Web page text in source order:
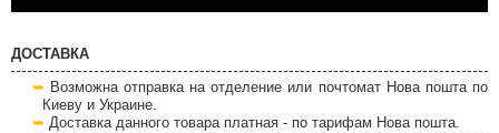
ДОСТАВКА
Возможна отправка на отделение или почтомат Нова пошта по
Киеву и Украине.
Доставка данного товара платная - по тарифам Нова пошта.